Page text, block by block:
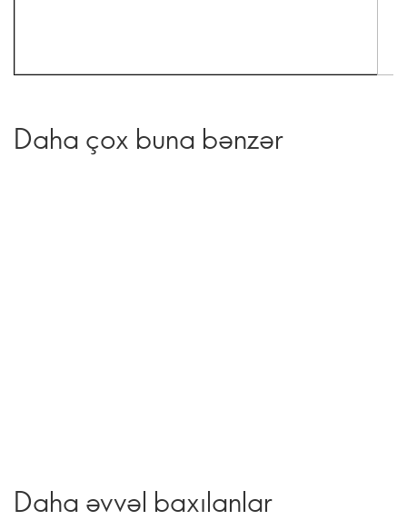
Daha çox buna bənzər
Daha əvvəl baxılanlar